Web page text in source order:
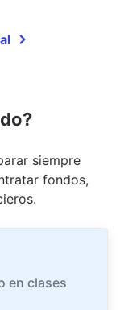
siempre
fondos,
en clases